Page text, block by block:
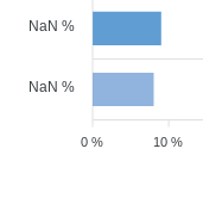
NaN %
NaN %
10 %
0 %